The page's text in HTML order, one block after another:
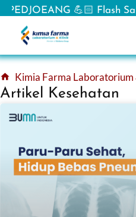
💪🏻 Flash Sale
Kimia Farma
Artikel Kesehatan